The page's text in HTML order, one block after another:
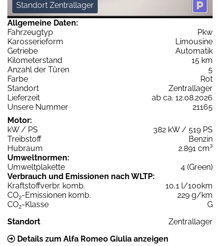
Standort Zentrallager
Allgemeine Daten:
Fahrzeugtyp
Pkw
Karosserieform
Limousine
Getriebe
Automatik
Kilometerstand
15 km
Anzahl der Türen
5
Farbe
Rot
Standort
Zentrallager
Lieferzeit
ab ca. 12.08.2026
Unsere Nummer
21165
Motor:
kW / PS
382 kW / 519 PS
Treibstoff
Benzin
Hubraum
2.891 cm³
Umweltnormen:
Umweltplakette
4 (Green)
Verbrauch und Emissionen nach WLTP:
Kraftstoffverbr. komb.
10,1 l/100km
CO2-Emissionen komb.
229 g/km
CO2-Klasse
G
Standort
Zentrallager
Details zum Alfa Romeo Giulia anzeigen